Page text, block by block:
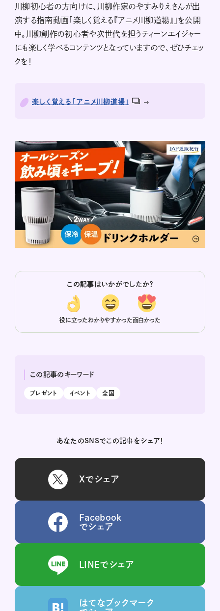
川柳初心者の方向けに、川柳作家のやすみりえさんが出
演する指南動画「楽しく覚える『アニメ川柳道場』」を公開
中。川柳創作の初心者や次世代を担うティーンエイジャー
にも楽しく学べるコンテンツとなっていますので、ぜひチェッ
クを！
楽しく覚える「アニメ川柳道場」
この記事はいかがでしたか？
役に立ったわかりやすかった面白かった
この記事のキーワード
プレゼント イベント 全国
あなたのSNSでこの記事をシェア！
Xでシェア
Facebook
でシェア
LINEでシェア
はてなブックマーク